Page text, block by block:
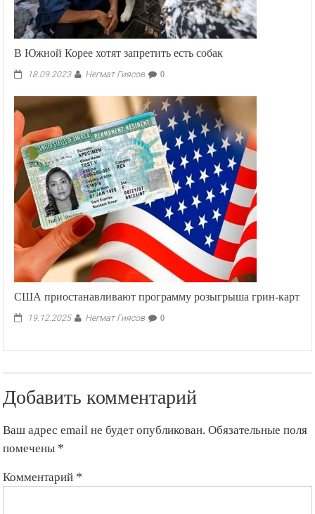
В Южной Корее хотят запретить есть собак
18.09.2023 Негмат Гиясов 0
США приостанавливают программу розыгрыша грин-карт
19.12.2025 Негмат Гиясов 0
Добавить комментарий
Ваш адрес email не будет опубликован. Обязательные поля
помечены *
Комментарий *